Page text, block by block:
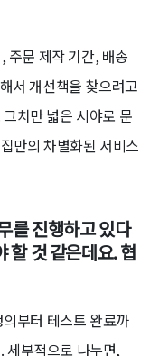
주문 제작 기간, 배송
서 개선책을 찾으려고
치만 넓은 시야로 문
만의 차별화된 서비스
를 진행하고 있다
할 것 같은데요. 협
부터 테스트 완료까
세부적으로 나누면,